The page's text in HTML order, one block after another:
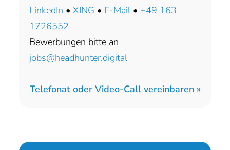
LinkedIn •XING • E-Mail • +49 163
1726552
Bewerbungen bitte an
jobs@headhunter.digital
Telefonat oder Video-Call vereinbaren »